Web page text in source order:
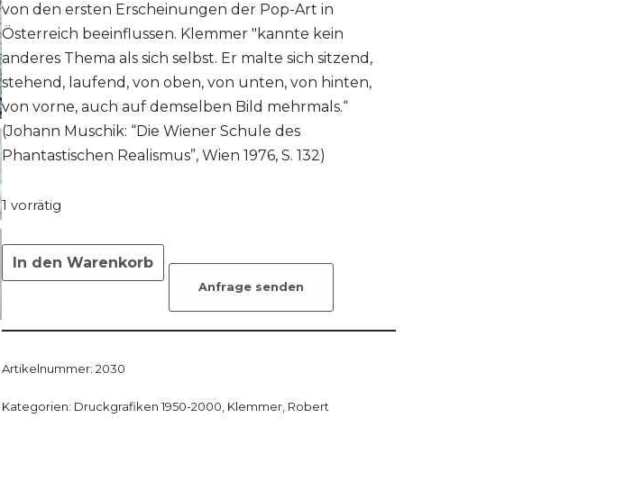
von den ersten Erscheinungen der Pop-Art in
Österreich beeinflussen. Klemmer "kannte kein
anderes Thema als sich selbst. Er malte sich sitzend,
stehend, laufend, von oben, von unten, von hinten,
von vorne, auch auf demselben Bild mehrmals.“
(Johann Muschik: “Die Wiener Schule des
Phantastischen Realismus”, Wien 1976, S. 132)
1 vorrätig
In den Warenkorb
Anfrage senden
Artikelnummer: 2030
Kategorien: Druckgrafiken 1950-2000 Klemmer, Robert